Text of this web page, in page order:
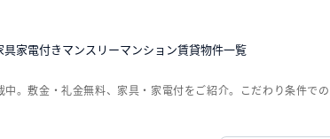
家電付きマンスリーマンション賃貸物件一覧
。敷金・礼金無料、家具・家電付をご紹介。こだわり条件での